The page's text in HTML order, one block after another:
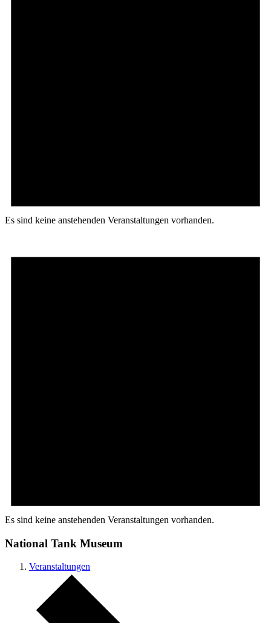
Es sind keine anstehenden Veranstaltungen vorhanden.
Es sind keine anstehenden Veranstaltungen vorhanden.
National Tank Museum
Veranstaltungen